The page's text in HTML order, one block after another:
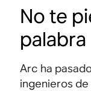
No te
palabra
Arc ha
ingenieros